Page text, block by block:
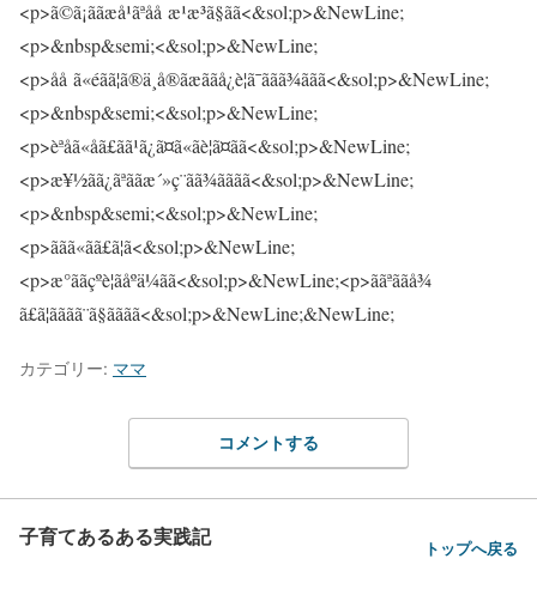
カテゴリー: ママ
コメントする
子育てあるある実践記 トップへ戻る